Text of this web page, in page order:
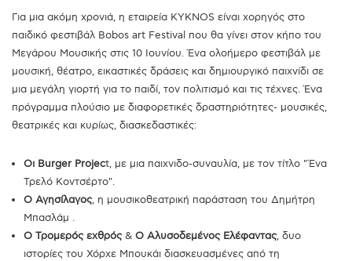
Για μια ακόμη χρονιά, η εταιρεία KYKNOS είναι χορηγός στο
παιδικό φεστιβάλ Bobos art Festival που θα γίνει στον κήπο του
Μεγάρου Μουσικής στις 10 Ιουνίου. Ένα ολοήμερο φεστιβάλ με
μουσική, θέατρο, εικαστικές δράσεις και δημιουργικό παιχνίδι σε
μια μεγάλη γιορτή για το παιδί, τον πολιτισμό και τις τέχνες. Ένα
πρόγραμμα πλούσιο με διαφορετικές δραστηριότητες- μουσικές,
θεατρικές και κυρίως, διασκεδαστικές:
Οι Burger Project, με μια παιχνιδο-συναυλία, με τον τίτλο "Ένα
Τρελό Κοντσέρτο".
Ο Αγησίλαγος, η μουσικοθεατρική παράσταση του Δημήτρη
Μπασλάμ .
Ο Τρομερός εχθρός & Ο Αλυσοδεμένος Ελέφαντας, δυο
ιστορίες του Χόρχε Μπουκάι διασκευασμένες από τη